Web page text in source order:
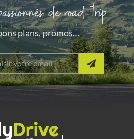
de road-trip
plans, promos…